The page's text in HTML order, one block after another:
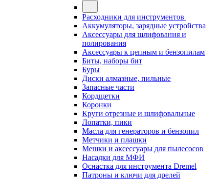
Расходники для инструментов
Аккумуляторы, зарядные устройства
Аксессуары для шлифования и
полирования
Аксессуары к цепным и бензопилам
Биты, наборы бит
Буры
Диски алмазные, пильные
Запасные части
Кордщетки
Коронки
Круги отрезные и шлифовальные
Лопатки, пики
Масла для генераторов и бензопил
Метчики и плашки
Мешки и аксессуары для пылесосов
Насадки для МФИ
Оснастка для инструмента Dremel
Патроны и ключи для дрелей